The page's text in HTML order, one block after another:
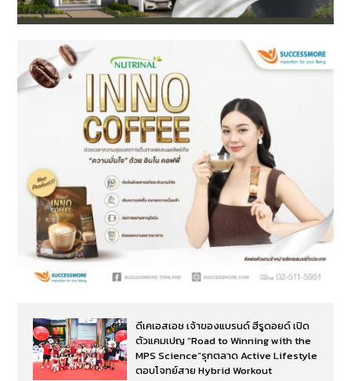
ดีเคเอสเอช เจ้าของแบรนด์ ฮีรูดอยด์ เปิด
ตัวแคมเปญ “Road to Winning with the
MPS Science”รุกตลาด Active Lifestyle
ตอบโจทย์สาย Hybrid Workout